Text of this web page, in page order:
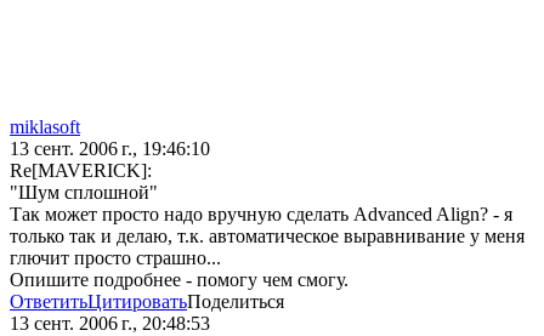
miklasoft
13 сент. 2006 г., 19:46:10
Re[MAVERICK]:
"Шум сплошной"
Так может просто надо вручную сделать Advanced Align? - я
только так и делаю, т.к. автоматическое выравнивание у меня
глючит просто страшно...
Опишите подробнее - помогу чем смогу.
ОтветитьЦитироватьПоделиться
13 сент. 2006 г., 20:48:53